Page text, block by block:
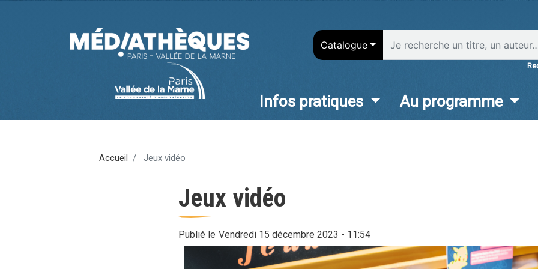
Catalogue
Main
navigation
Infos pratiques Au programme
Accueil Jeux vidéo
Jeux vidéo
Publié le Vendredi 15 décembre 2023 - 11:54